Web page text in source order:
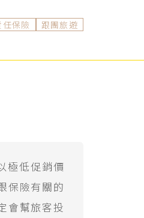
任保險 跟團旅遊
極低促銷價
保險有關的
會幫旅客投